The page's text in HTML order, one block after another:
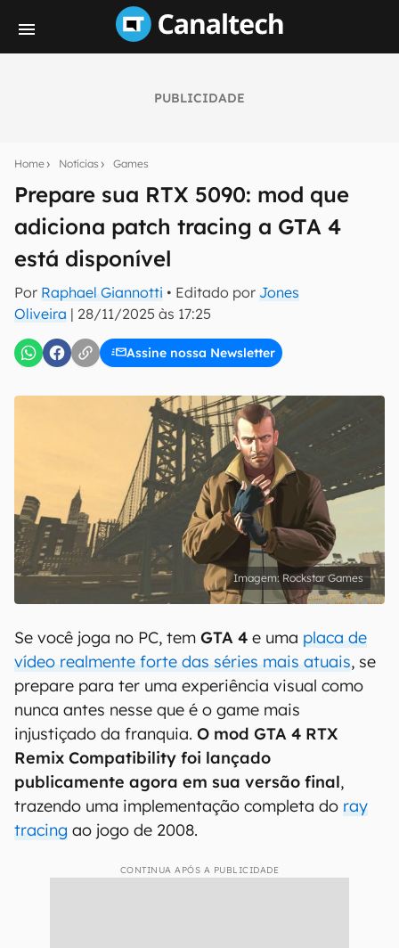
PUBLICIDADE
Home Notícias Games
Prepare sua RTX 5090: mod que
adiciona patch tracing a GTA 4
está disponível
Por Raphael Giannotti • Editado por Jones
Oliveira | 28/11/2025 às 17:25
Assine nossa Newsletter
notícias e reviews sobre tecnologia em primeira
E-mail
inscreva-se
Confirmo que li, aceito e concordo com os Termos de
Uso e Política de Privacidade do Canaltech.
Rockstar Games
Se você joga no PC, tem GTA 4 e uma placa de
vídeo realmente forte das séries mais atuais, se
prepare para ter uma experiência visual como
nunca antes nesse que é o game mais
injustiçado da franquia. O mod GTA 4 RTX
Remix Compatibility foi lançado
publicamente agora em sua versão final,
trazendo uma implementação completa do ray
tracing ao jogo de 2008.
CONTINUA APÓS A PUBLICIDADE